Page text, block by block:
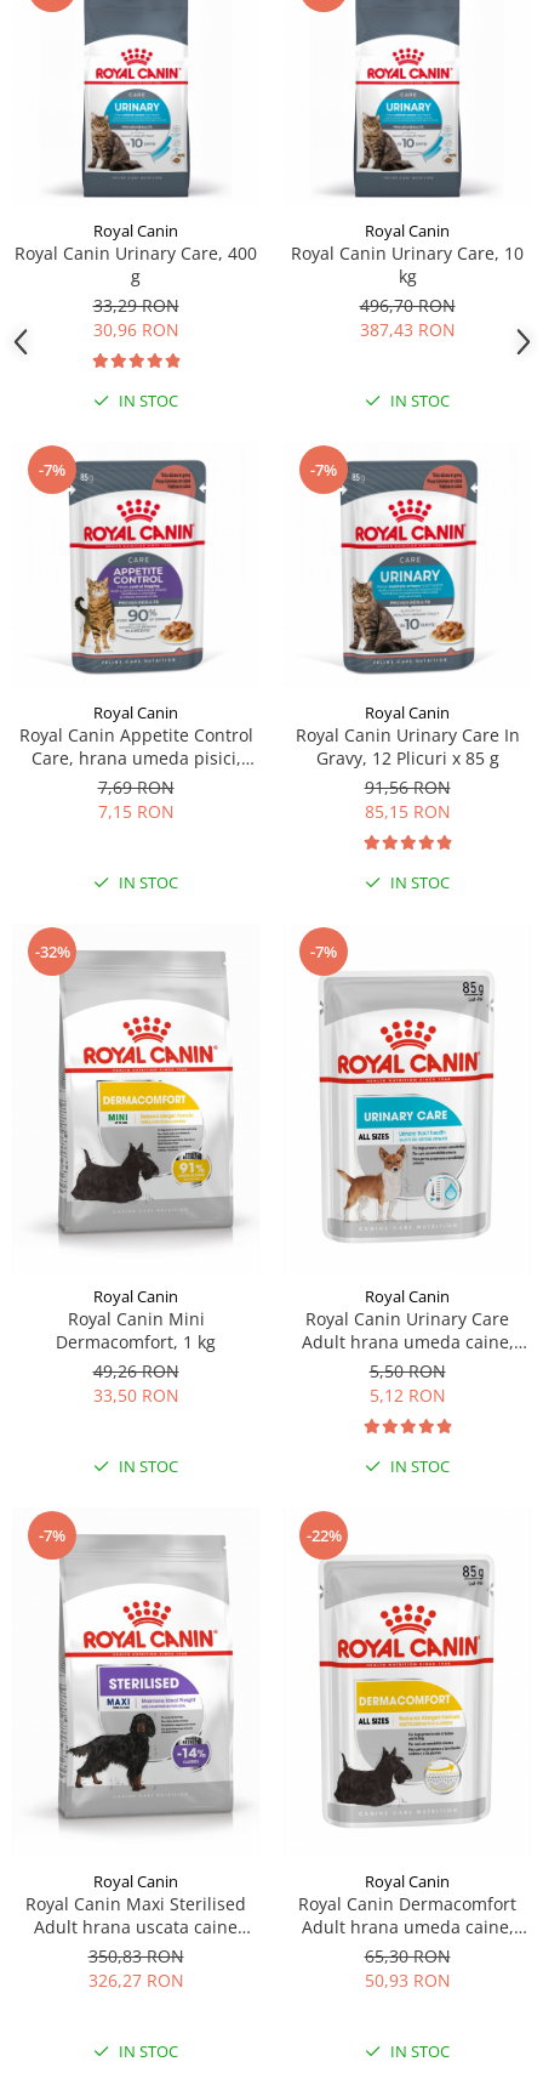
Royal Canin
Royal Canin Urinary Care, 400
g
33,29 RON
30,96 RON
IN STOC
Royal Canin
Royal Canin Urinary Care, 10
kg
496,70 RON
387,43 RON
IN STOC
-7%
Royal Canin
Royal Canin Appetite Control
Care, hrana umeda pisici,
adult sterilizat, reglarea
apetitului, (in sos), 1 x85g
7,69 RON
7,15 RON
IN STOC
-7%
Royal Canin
Royal Canin Urinary Care In
Gravy, 12 Plicuri x 85 g
91,56 RON
85,15 RON
IN STOC
-32%
Royal Canin
Royal Canin Mini
Dermacomfort, 1 kg
49,26 RON
33,50 RON
IN STOC
-7%
Royal Canin
Royal Canin Urinary Care
Adult hrana umeda caine,
sanatatea tractului urinar
(loaf), 85 g
5,50 RON
5,12 RON
IN STOC
-7%
Royal Canin
Royal Canin Maxi Sterilised
Adult hrana uscata caine
sterilizat, 12 kg
350,83 RON
326,27 RON
IN STOC
-22%
Royal Canin
Royal Canin Dermacomfort
Adult hrana umeda caine,
prevenirea iritatiilor pielii
(Loaf), 12 x 85 g
65,30 RON
50,93 RON
IN STOC